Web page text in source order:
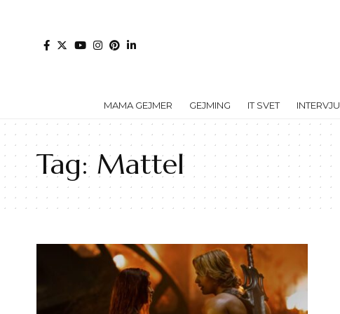
MAMA GEJMER GEJMING IT SVET INTERVJU
Tag: Mattel